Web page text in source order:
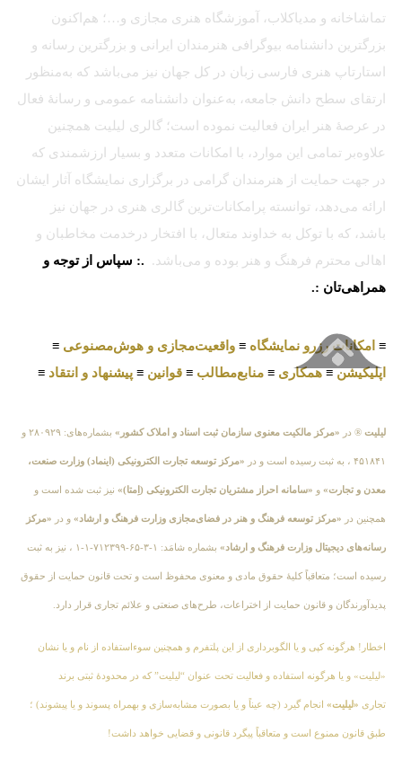
تماشاخانه و مدیاکلاب، آموزشگاه هنری مجازی و…؛ هم‌اکنون
بزرگترین دانشنامه بیوگرافی هنرمندان ایرانی و بزرگترین رسانه و
استارتاپ هنری فارسی زبان در کل جهان نیز می‌باشد که به‌منظور
ارتقای سطح دانش جامعه، به‌عنوان دانشنامه عمومی و رسانهٔ فعال
در عرصهٔ هنر ایران فعالیت نموده است؛ گالری لیلیت همچنین
علاوه‌بر تمامی این موارد، با امکانات متعدد و بسیار ارزشمندی که
در جهت حمایت از هنرمندان گرامی در برگزاری نمایشگاه آثار ایشان
ارائه می‌دهد، توانسته پرامکانات‌ترین گالری هنری در جهان نیز
باشد، که با توکل به خداوند متعال، با افتخار درخدمت مخاطبان و
اهالی محترم فرهنگ و هنر بوده و می‌باشد. .: سپاس از توجه و
همراهی‌تان :.
≡ امکانات رزرو نمایشگاه ≡ واقعیت‌مجازی و هوش‌مصنوعی ≡
اپلیکیشن≡همکاری ≡ منابع‌مطالب ≡ قوانین ≡ پیشنهاد و انتقاد ≡
لیلیت ® در «مرکز مالکیت معنوی سازمان ثبت اسناد و املاک کشور» بشماره‌های: ۲۸۰۹۲۹ و
۴۵۱۸۴۱ ، به ثبت رسیده است و در «مرکز توسعه تجارت الکترونیکی (اینماد) وزارت صنعت،
معدن و تجارت» و «سامانه احراز مشتریان تجارت الکترونیکی (اِمتا)» نیز ثبت شده است و
همچنین در «مرکز توسعه فرهنگ و هنر در فضای‌مجازی وزارت فرهنگ و ارشاد» و در «مرکز
رسانه‌های دیجیتال وزارت فرهنگ و ارشاد» بشماره شامَد: ۱-۳-۶۵-۷۱۲۳۹۹-۱-۱ ، نیز به ثبت
رسیده است؛ متعاقباً کلیهٔ حقوق مادی و معنوی محفوظ است و تحت قانون حمایت از حقوق
پدیدآورندگان و قانون حمایت از اختراعات، طرح‌های صنعتی و علائم تجاری قرار دارد.
اخطار! هرگونه کپی و یا الگوبرداری از این پلتفرم و همچنین سوءاستفاده از نام و یا نشان
«لیلیت» و یا هرگونه استفاده و فعالیت تحت عنوان “لیلیت” که در محدودهٔ ثبتی برند
تجاری «لیلیت» انجام گیرد (چه عیناً و یا بصورت مشابه‌سازی و بهمراه پسوند و یا پیشوند) ؛
طبق قانون ممنوع است و متعاقباً پیگرد قانونی و قضایی خواهد داشت!